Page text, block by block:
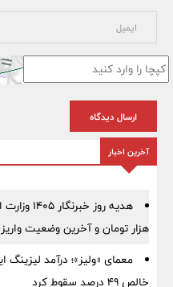
ارسال دیدگاه
آخرین اخبار
هزار تومان و آخرین وضعیت واریز
خالص ۴۹ درصد سقوط کرد